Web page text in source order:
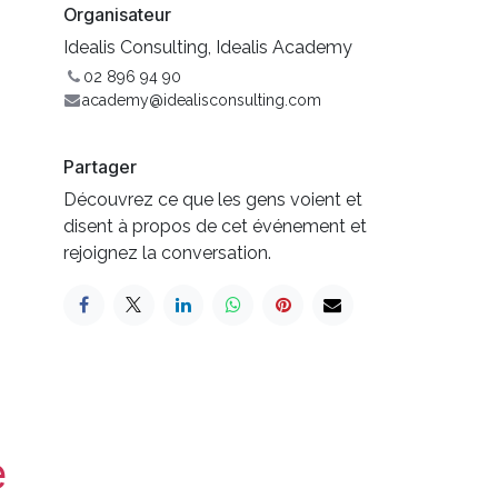
Organisateur
Idealis Consulting, Idealis Academy
02 896 94 90
academy@idealisconsulting.com
Partager
Découvrez ce que les gens voient et
disent à propos de cet événement et
rejoignez la conversation.